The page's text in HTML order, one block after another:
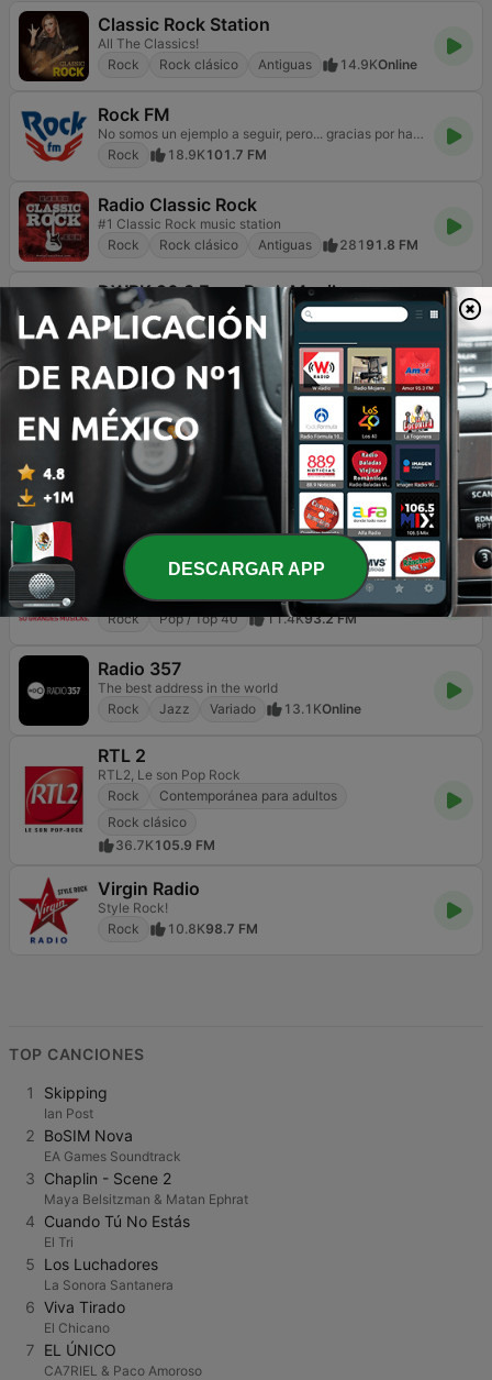
Classic Rock Station
All The Classics!
Rock
Rock clásico Antiguas 14.9KOnline
Rock FM
No somos un ejemplo a seguir, pero... gracias por hacerlo
Rock
18.9K101.7 FM
Radio Classic Rock
#1 Classic Rock music station
Rock
Rock clásico Antiguas 281 91.8 FM
DWRK 96.3 Easy Rock Manila
Just the Rite Rock
Rock
Contemporánea para adultos
80s ALIVE
Get the Feeling
Rock
Pop / Top 40 Años 80 9.5KOnline
La FM Bogotá
Principales noticias de Colombia y el Mundo en la FM
12.7K94.9 FM
RFM
Só grandes músicas.
Rock
Pop / Top 40 11.4K93.2 FM
Radio 357
The best address in the world
Rock
Jazz Variado 13.1KOnline
RTL 2
RTL2, Le son Pop Rock
Rock
Contemporánea para adultos
Rock clásico
36.7K105.9 FM
Virgin Radio
Style Rock!
Rock
10.8K98.7 FM
TOP CANCIONES
1 Skipping
Ian Post
2 BoSIM Nova
EA Games Soundtrack
3 Chaplin - Scene 2
Maya Belsitzman & Matan Ephrat
4 Cuando Tú No Estás
El Tri
5 Los Luchadores
La Sonora Santanera
6 Viva Tirado
El Chicano
7 EL ÚNICO
CA7RIEL & Paco Amoroso
DESCARGAR APP